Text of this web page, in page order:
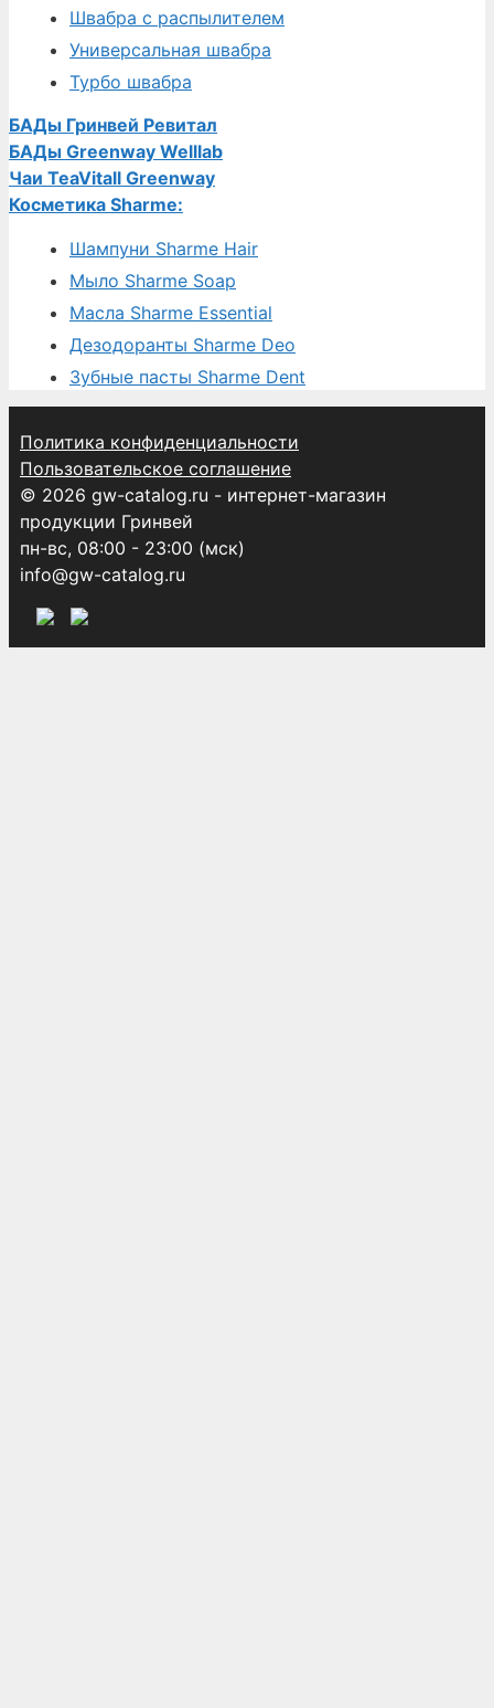
Швабра с распылителем
Универсальная швабра
Турбо швабра
БАДы Гринвей Ревитал
БАДы Greenway Welllab
Чаи TeaVitall Greenway
Косметика Sharme:
Шампуни Sharme Hair
Мыло Sharme Soap
Масла Sharme Essential
Дезодоранты Sharme Deo
Зубные пасты Sharme Dent
Политика конфиденциальности
Пользовательское соглашение
© 2026 gw-catalog.ru - интернет-магазин
продукции Гринвей
пн-вс, 08:00 - 23:00 (мск)
info@gw-catalog.ru